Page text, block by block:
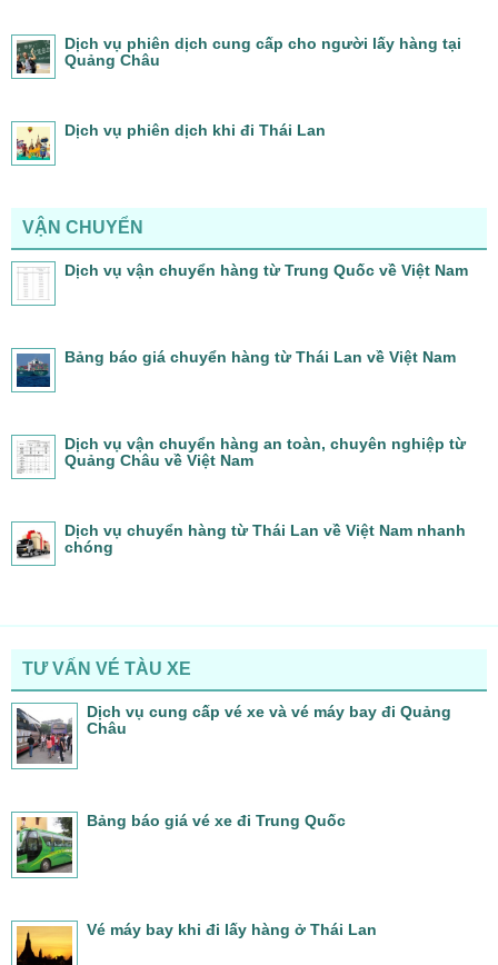
Dịch vụ phiên dịch cung cấp cho người lấy hàng tại
Quảng Châu
Dịch vụ phiên dịch khi đi Thái Lan
VẬN CHUYỂN
Dịch vụ vận chuyển hàng từ Trung Quốc về Việt Nam
Bảng báo giá chuyển hàng từ Thái Lan về Việt Nam
Dịch vụ vận chuyển hàng an toàn, chuyên nghiệp từ
Quảng Châu về Việt Nam
Dịch vụ chuyển hàng từ Thái Lan về Việt Nam nhanh
chóng
TƯ VẤN VÉ TÀU XE
Dịch vụ cung cấp vé xe và vé máy bay đi Quảng
Châu
Bảng báo giá vé xe đi Trung Quốc
Vé máy bay khi đi lấy hàng ở Thái Lan